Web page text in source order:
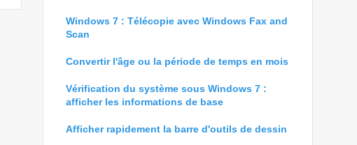
Windows 7 : Télécopie avec Windows Fax and
Scan
Convertir l'âge ou la période de temps en mois
Vérification du système sous Windows 7 :
afficher les informations de base
Afficher rapidement la barre d'outils de dessin